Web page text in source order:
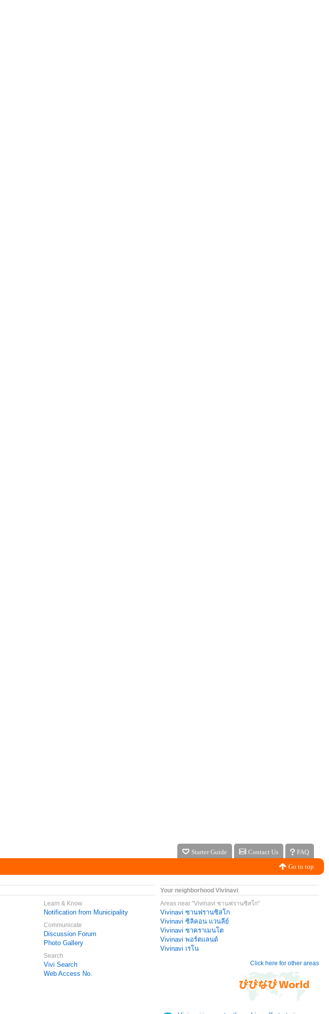
Starter Guide Contact Us
FAQ
Go to top
Learn & Know
Notification from Municipality
Communicate
Discussion Forum
Photo Gallery
Search
Vivi Search
Web Access No.
Your neighborhood Vivinavi
Areas near "Vivinavi ซานฟรานซิสโก"
Vivinavi ซานฟรานซิสโก
Vivinavi ซิลิคอน แวนลีย์
Vivinavi ซาคราเมนโต
Vivinavi พอร์ตแลนด์
Vivinavi เรโน
Click here for other areas